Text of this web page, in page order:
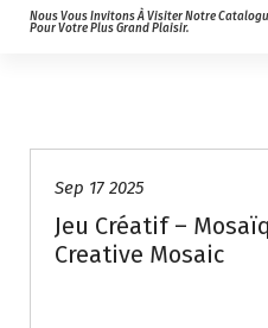
Nous Vous Invitons À Visiter Notre
Pour Votre Plus Grand Plaisir.
Sep 17 2025
Jeu Créatif –
Creative Mosaic